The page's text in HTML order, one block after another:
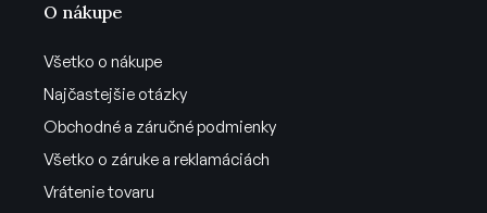
O nákupe
Všetko o nákupe
Najčastejšie otázky
Obchodné a záručné podmienky
Všetko o záruke a reklamáciách
Vrátenie tovaru